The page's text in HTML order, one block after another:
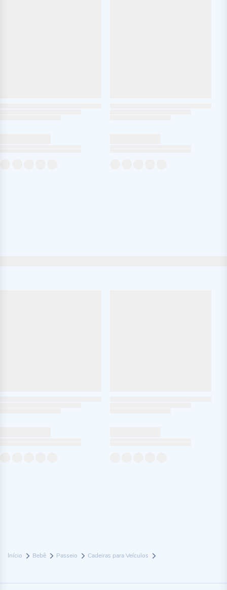
Início Bebê Passeio Cadeiras para Veículos